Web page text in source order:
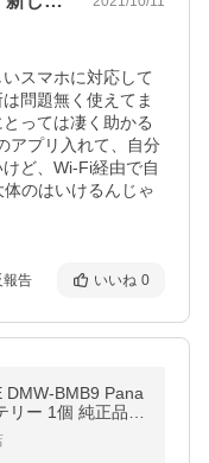
スマホに対応して
問題無く使えてま
っては凄く助かる
アプリ入れて、自分
ど、Wi-Fi経由で自
のはいけるんじゃ
報告 いいね 0
DMW-BMB9 Pana
リー 1個 純正品